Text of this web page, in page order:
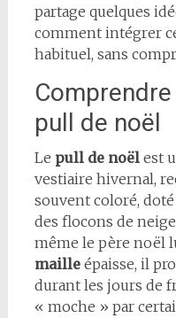
partage quelques
comment intégrer
habituel, sans
pull de noël
Le pull de noëlest
vestiaire hivernal,
souvent coloré,
des flocons de
même le père noël
mailleépaisse, il
durant les jours de
« moche » par